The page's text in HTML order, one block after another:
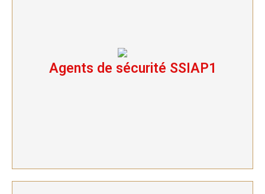
Agents de sécurité SSIAP1
Agents de sécurité SSIAP1